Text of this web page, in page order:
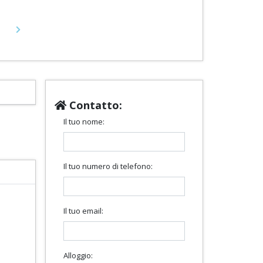
Next
Contatto:
Il tuo nome:
Il tuo numero di telefono:
Il tuo email:
Alloggio: